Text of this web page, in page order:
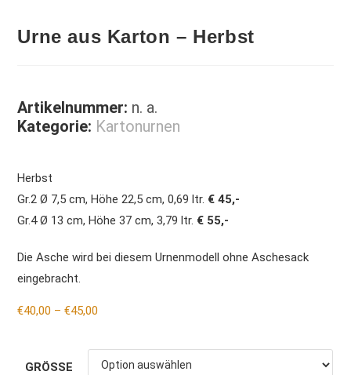
Urne aus Karton – Herbst
Artikelnummer: n. a.
Kategorie: Kartonurnen
Herbst
Gr.2 Ø 7,5 cm, Höhe 22,5 cm, 0,69 ltr. € 45,-
Gr.4 Ø 13 cm, Höhe 37 cm, 3,79 ltr. € 55,-
Die Asche wird bei diesem Urnenmodell ohne Aschesack
eingebracht.
€40,00 –€45,00
GRÖSSE